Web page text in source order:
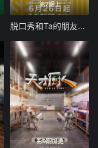
第7期上
脱口秀和Ta的朋友们 第三季
第9期加更